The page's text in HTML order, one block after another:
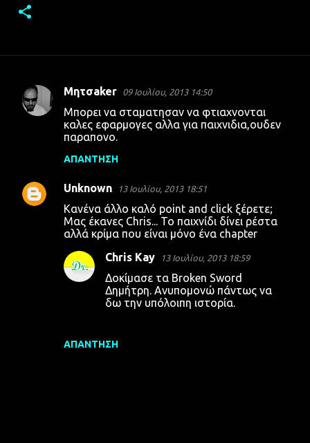
Σ
α
Μητσaker 09 Ιουλίου, 2013 14:50
Μπορει να σταματησαν να φτιαχνονται
καλες εφαρμογες αλλα για παιχνιδια,ουδεν
παραπονο.
ΑΠΆΝΤΗΣΗ
Unknown 13 Ιουλίου, 2013 18:51
Κανένα άλλο καλό point and click ξέρετε;
Μας έκανες Chris... Το παιχνίδι δίνει ρέστα
αλλά κρίμα που είναι μόνο ένα chapter
ΑΠΆΝΤΗΣΗ
Chris Kay 13 Ιουλίου, 2013 18:59
Δοκίμασε τα Broken Sword
Δημήτρη. Ανυπομονώ πάντως να
δω την υπόλοιπη ιστορία.